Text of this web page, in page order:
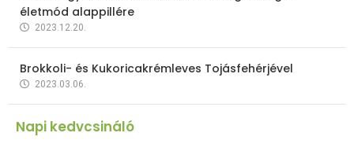
életmód alappillére
2023.12.20.
Brokkoli- és Kukoricakrémleves Tojásfehérjével
2023.03.06.
Napi kedvcsináló